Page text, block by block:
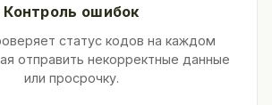
Контроль ошибок
статус кодов на каждом
отправить некорректные данные
или просрочку.